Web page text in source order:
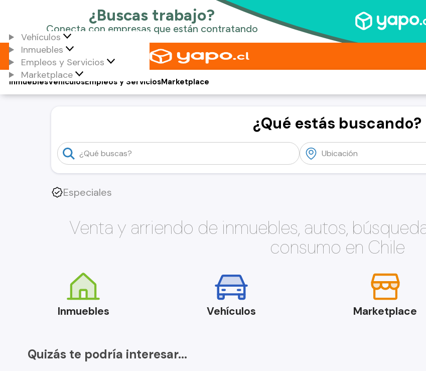
Vehículos
Inmuebles
Empleos y Servicios
Marketplace
Vehículos
Inmuebles Empleos y ServiciosMarketplace
¿Qué estás buscando?
Especiales
Venta y arriendo de inmuebles, autos,
consumo en Chile
Inmuebles Vehículos Marketplace
Quizás te podría interesar...